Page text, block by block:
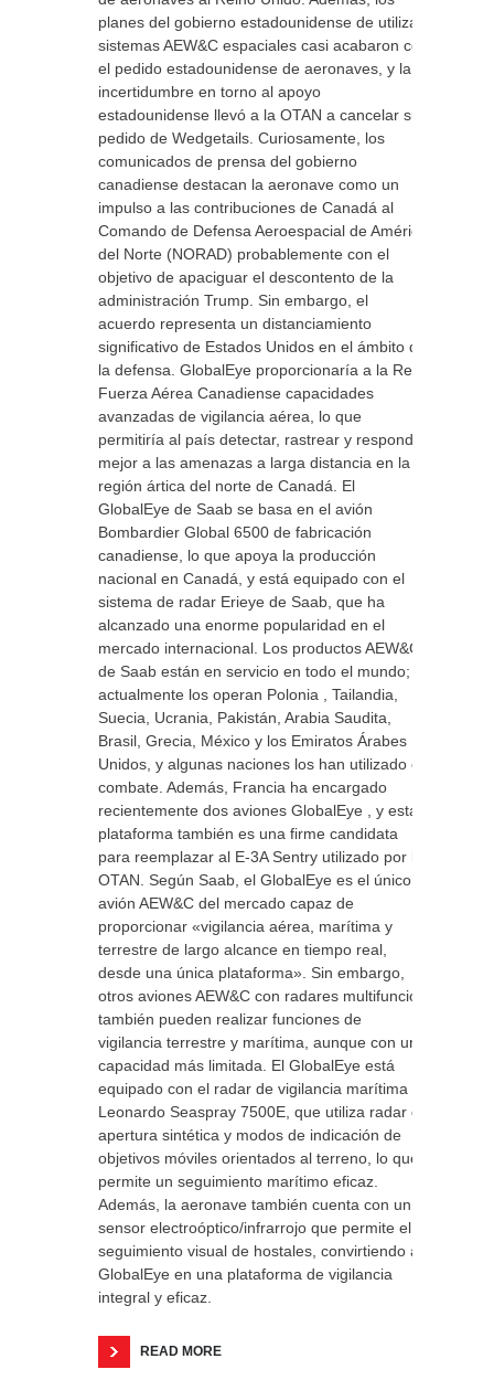
planes del gobierno estadounidense de utilizar
sistemas AEW&C espaciales casi acabaron con
el pedido estadounidense de aeronaves, y la
incertidumbre en torno al apoyo
estadounidense llevó a la OTAN a cancelar su
pedido de Wedgetails. Curiosamente, los
comunicados de prensa del gobierno
canadiense destacan la aeronave como un
impulso a las contribuciones de Canadá al
Comando de Defensa Aeroespacial de América
del Norte (NORAD) probablemente con el
objetivo de apaciguar el descontento de la
administración Trump. Sin embargo, el
acuerdo representa un distanciamiento
significativo de Estados Unidos en el ámbito de
la defensa. GlobalEye proporcionaría a la Real
Fuerza Aérea Canadiense capacidades
avanzadas de vigilancia aérea, lo que
permitiría al país detectar, rastrear y responder
mejor a las amenazas a larga distancia en la
región ártica del norte de Canadá. El
GlobalEye de Saab se basa en el avión
Bombardier Global 6500 de fabricación
canadiense, lo que apoya la producción
nacional en Canadá, y está equipado con el
sistema de radar Erieye de Saab, que ha
alcanzado una enorme popularidad en el
mercado internacional. Los productos AEW&C
de Saab están en servicio en todo el mundo;
actualmente los operan Polonia , Tailandia,
Suecia, Ucrania, Pakistán, Arabia Saudita,
Brasil, Grecia, México y los Emiratos Árabes
Unidos, y algunas naciones los han utilizado en
combate. Además, Francia ha encargado
recientemente dos aviones GlobalEye , y esta
plataforma también es una firme candidata
para reemplazar al E-3A Sentry utilizado por la
OTAN. Según Saab, el GlobalEye es el único
avión AEW&C del mercado capaz de
proporcionar «vigilancia aérea, marítima y
terrestre de largo alcance en tiempo real,
desde una única plataforma». Sin embargo,
otros aviones AEW&C con radares multifunción
también pueden realizar funciones de
vigilancia terrestre y marítima, aunque con una
capacidad más limitada. El GlobalEye está
equipado con el radar de vigilancia marítima
Leonardo Seaspray 7500E, que utiliza radar de
apertura sintética y modos de indicación de
objetivos móviles orientados al terreno, lo que
permite un seguimiento marítimo eficaz.
Además, la aeronave también cuenta con un
sensor electroóptico/infrarrojo que permite el
seguimiento visual de hostales, convirtiendo al
GlobalEye en una plataforma de vigilancia
integral y eficaz.
READ MORE